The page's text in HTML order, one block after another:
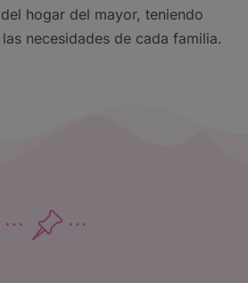
hogar del mayor, teniendo
necesidades de cada familia.